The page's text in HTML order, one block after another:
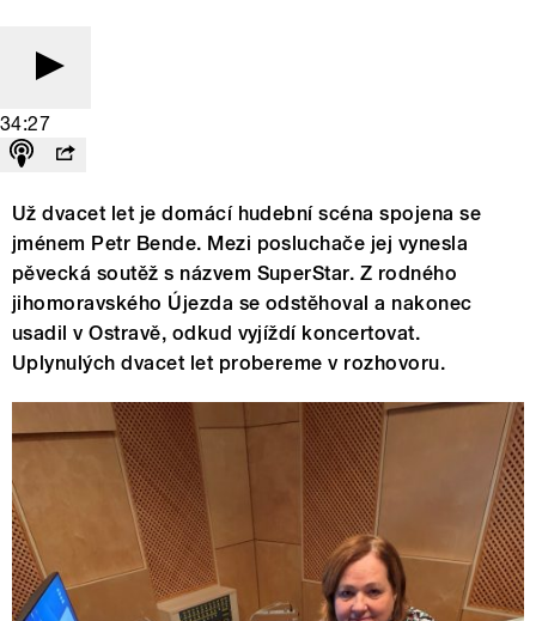
34:27
Už dvacet let je domácí hudební scéna spojena se
jménem Petr Bende. Mezi posluchače jej vynesla
pěvecká soutěž s názvem SuperStar. Z rodného
jihomoravského Újezda se odstěhoval a nakonec
usadil v Ostravě, odkud vyjíždí koncertovat.
Uplynulých dvacet let probereme v rozhovoru.